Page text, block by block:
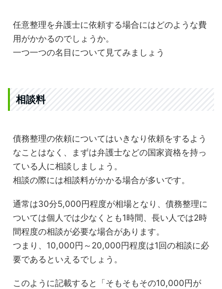
任意整理を弁護士に依頼する場合にはどのような費
用がかかるのでしょうか。
一つ一つの名目について見てみましょう
相談料
債務整理の依頼についてはいきなり依頼をするよう
なことはなく、まずは弁護士などの国家資格を持っ
ている人に相談しましょう。
相談の際には相談料がかかる場合が多いです。
通常は30分5,000円程度が相場となり、債務整理に
ついては個人では少なくとも1時間、長い人では2時
間程度の相談が必要な場合があります。
つまり、10,000円～20,000円程度は1回の相談に必
要であるといえるでしょう。
このように記載すると「そもそもその10,000円が